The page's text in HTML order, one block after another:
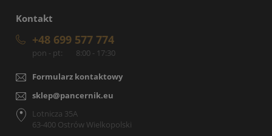
Kontakt
+48 699 577 774
pon - pt: 8:00 - 17:30
Formularz kontaktowy
sklep@pancernik.eu
Lotnicza 35A
63-400 Ostrów Wielkopolski